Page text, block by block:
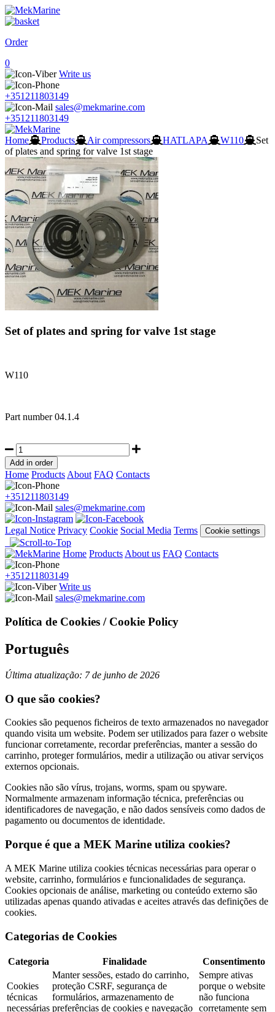
Order
0
Write us
+351211803149
sales@mekmarine.com
+351211803149
Home Products Air compressors HATLAPA W110
Set
of plates and spring for valve 1st stage
Set of plates and spring for valve 1st stage
W110
Part number04.1.4
Home ProductsAbout FAQ Contacts
+351211803149
sales@mekmarine.com
Legal Notice Privacy Cookie Social Media Terms Cookie settings
Home ProductsAbout us FAQ Contacts
+351211803149
Write us
sales@mekmarine.com
Política de Cookies / Cookie Policy
Português
Última atualização: 7 de junho de 2026
O que são cookies?
Cookies são pequenos ficheiros de texto armazenados no navegador
quando visita um website. Podem ser utilizados para fazer o website
funcionar corretamente, recordar preferências, manter a sessão do
carrinho, proteger formulários, medir a utilização ou ativar serviços
externos opcionais.
Cookies não são vírus, trojans, worms, spam ou spyware.
Normalmente armazenam informação técnica, preferências ou
identificadores de navegação, e não dados sensíveis como dados de
pagamento ou documentos de identidade.
Porque é que a MEK Marine utiliza cookies?
A MEK Marine utiliza cookies técnicas necessárias para operar o
website, carrinho, formulários e funcionalidades de segurança.
Cookies opcionais de análise, marketing ou conteúdo externo são
utilizadas apenas quando ativadas e aceites através das definições de
cookies.
Categorias de Cookies
Categoria Finalidade Consentimento
Cookies
técnicas
necessárias
Manter sessões, estado do carrinho,
proteção CSRF, segurança de
formulários, armazenamento de
preferências de cookies e navegação
Sempre ativas
porque o website
não funciona
corretamente sem